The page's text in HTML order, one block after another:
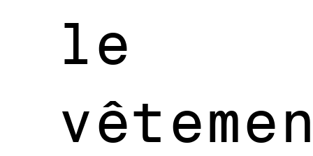
le